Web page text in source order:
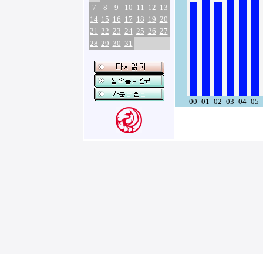
7
8 9 10 11 12 13
14 15 16 17 18 19 20
21 22 23 24 25 26 27
28 29 30 31
00 01 02 03 04 05